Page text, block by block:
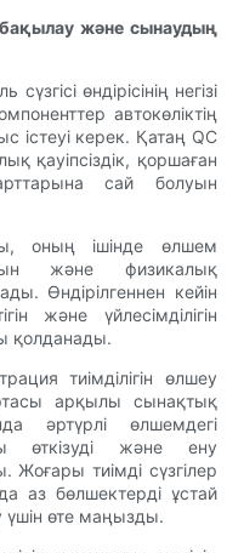
және сынаудың
өндірісінің негізі
автокөліктің
істеуі керек. Қатаң QC
қауіпсіздік, қоршаған
сай болуын
оның ішінде өлшем
және физикалық
Өндірілгеннен кейін
және үйлесімділігін
қолданады.
тиімділігін өлшеу
арқылы сынақтық
әртүрлі өлшемдегі
өткізуді және ену
тиімді сүзгілер
аз бөлшектерді ұстай
үшін өте маңызды.